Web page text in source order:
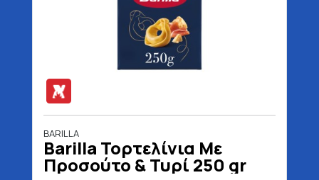
BARILLA
Barilla Τορτελίνια Με
Προσούτο & Τυρί 250 gr